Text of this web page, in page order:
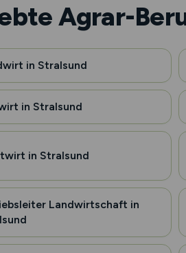
Agrar-
in Stralsund
in Stralsund
in Stralsund
Landwirtschaft in